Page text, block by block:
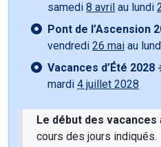
samedi 8 avril au lundi
Pont de l’Ascension
vendredi 26 mai au
Vacances d’Été 2028
mardi 4 juillet 2028
Le début des vacances
cours des jours indiqués.